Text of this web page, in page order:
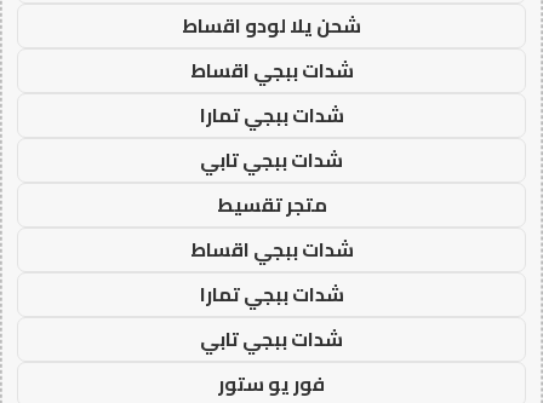
شحن يلا لودو اقساط
شدات ببجي اقساط
شدات ببجي تمارا
شدات ببجي تابي
متجر تقسيط
شدات ببجي اقساط
شدات ببجي تمارا
شدات ببجي تابي
فور يو ستور